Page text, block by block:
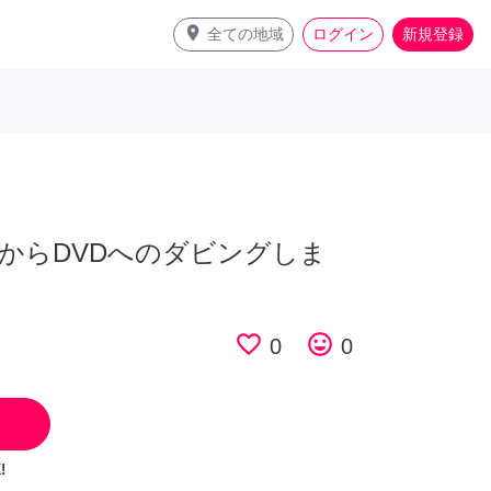
place 全ての地域 ログイン 新規登録
らDVDへのダビングしま
favorite_border 0 tag_faces 0